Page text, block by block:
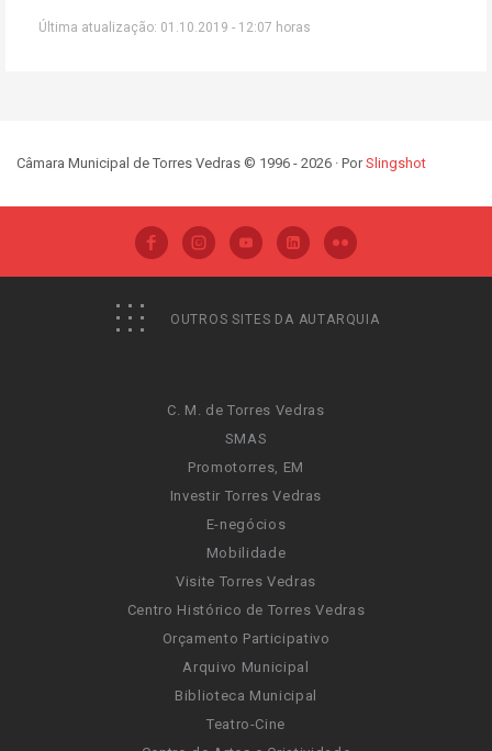
Última atualização: 01.10.2019 - 12:07 horas
Câmara Municipal de Torres Vedras © 1996 - 2026 · PorSlingshot
OUTROS SITES DA AUTARQUIA
C. M. de Torres Vedras
SMAS
Promotorres, EM
Investir Torres Vedras
E-negócios
Mobilidade
Visite Torres Vedras
Centro Histórico de Torres Vedras
Orçamento Participativo
Arquivo Municipal
Biblioteca Municipal
Teatro-Cine